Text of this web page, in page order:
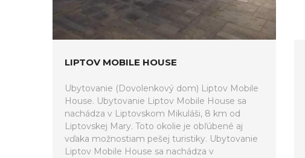
LIPTOV MOBILE HOUSE
Ubytovanie (Dovolenkový dom) Liptov Mobile
House. Ubytovanie Liptov Mobile House sa
nachádza v Liptovskom Mikuláši, 8 km od
Liptovskej Mary. Toto okolie je obľúbené aj
vďaka možnostiam pešej turistiky. Ubytovanie
Liptov Mobile House sa nachádza v